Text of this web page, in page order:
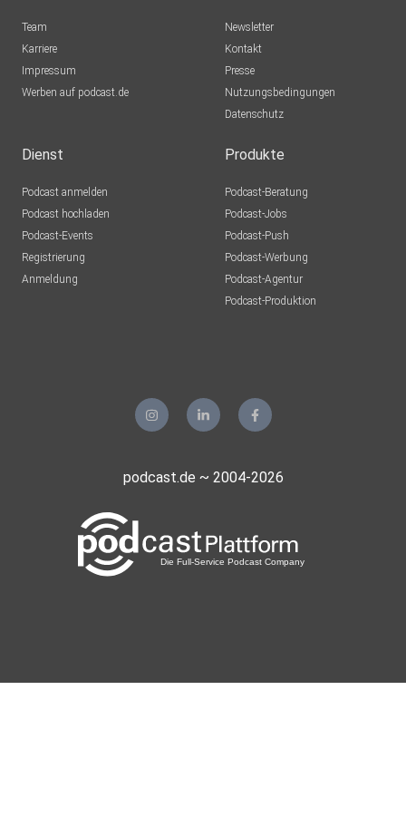
Team
Karriere
Impressum
Werben auf podcast.de
Newsletter
Kontakt
Presse
Nutzungsbedingungen
Datenschutz
Dienst
Podcast anmelden
Podcast hochladen
Podcast-Events
Registrierung
Anmeldung
Produkte
Podcast-Beratung
Podcast-Jobs
Podcast-Push
Podcast-Werbung
Podcast-Agentur
Podcast-Produktion
podcast.de ~ 2004-2026